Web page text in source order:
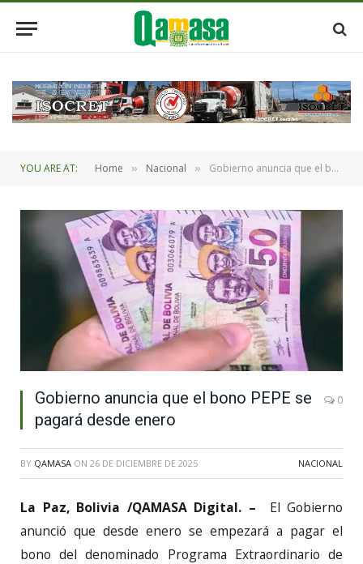
YOU ARE AT: Home » Nacional » Gobierno anuncia que el bono PEPE se pagará desde enero
Gobierno anuncia que el bono PEPE se
pagará desde enero
0
BY QAMASA ON 26 DE DICIEMBRE DE 2025 NACIONAL
La Paz, Bolivia /QAMASA Digital. – El Gobierno
anunció que desde enero se empezará a pagar el
bono del denominado Programa Extraordinario de